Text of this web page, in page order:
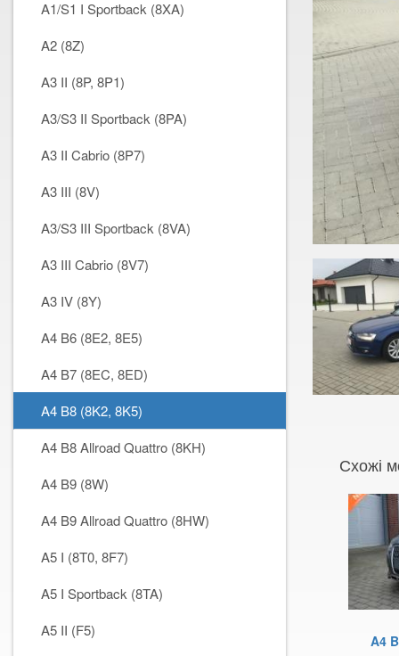
A1/S1 I Sportback (8XA)
A2 (8Z)
A3 II (8P, 8P1)
A3/S3 II Sportback (8PA)
A3 II Cabrio (8P7)
A3 III (8V)
A3/S3 III Sportback (8VA)
A3 III Cabrio (8V7)
A3 IV (8Y)
A4 B6 (8E2, 8E5)
A4 B7 (8EC, 8ED)
A4 B8 (8K2, 8K5)
A4 B8 Allroad Quattro (8KH)
A4 B9 (8W)
A4 B9 Allroad Quattro (8HW)
A5 I (8T0, 8F7)
A5 I Sportback (8TA)
A5 II (F5)
Схожі
A4